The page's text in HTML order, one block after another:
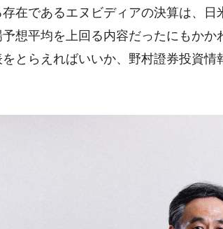
在であるエヌビディアの決算は、
想平均を上回る内容だったにもか
とらえればいいか、野村證券投資